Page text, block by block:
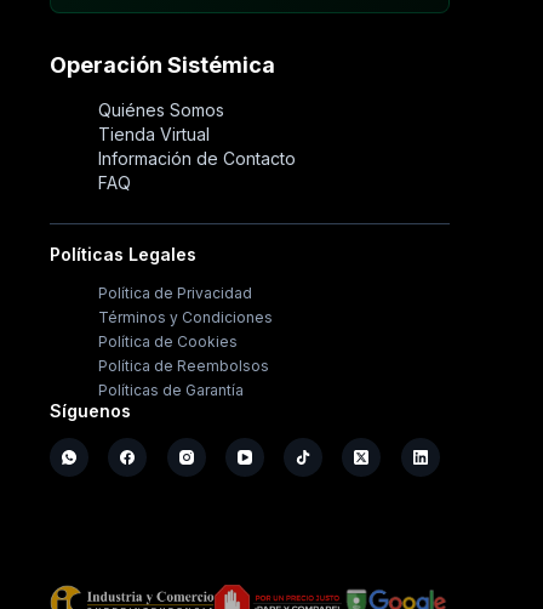
Operación Sistémica
Quiénes Somos
Tienda Virtual
Información de Contacto
FAQ
Políticas Legales
Política de Privacidad
Términos y Condiciones
Política de Cookies
Política de Reembolsos
Políticas de Garantía
Síguenos